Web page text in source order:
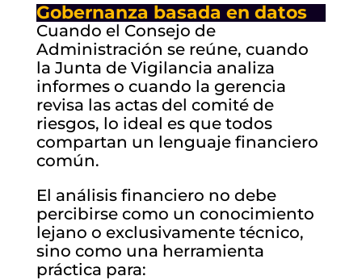
Gobernanza basada en datos
Cuando el Consejo de
Administración se reúne, cuando
la Junta de Vigilancia analiza
informes o cuando la gerencia
revisa las actas del comité de
riesgos, lo ideal es que todos
compartan un lenguaje financiero
común.
El análisis financiero no debe
percibirse como un conocimiento
lejano o exclusivamente técnico,
sino como una herramienta
práctica para: